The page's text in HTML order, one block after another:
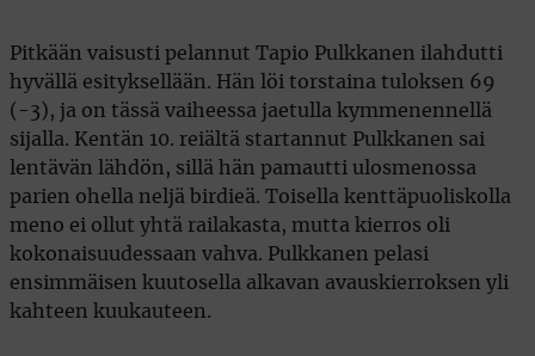
Pitkään vaisusti pelannut Tapio Pulkkanen ilahdutti
hyvällä esityksellään. Hän löi torstaina tuloksen 69
(-3), ja on tässä vaiheessa jaetulla kymmenennellä
sijalla. Kentän 10. reiältä startannut Pulkkanen sai
lentävän lähdön, sillä hän pamautti ulosmenossa
parien ohella neljä birdieä. Toisella kenttäpuoliskolla
meno ei ollut yhtä railakasta, mutta kierros oli
kokonaisuudessaan vahva. Pulkkanen pelasi
ensimmäisen kuutosella alkavan avauskierroksen yli
kahteen kuukauteen.